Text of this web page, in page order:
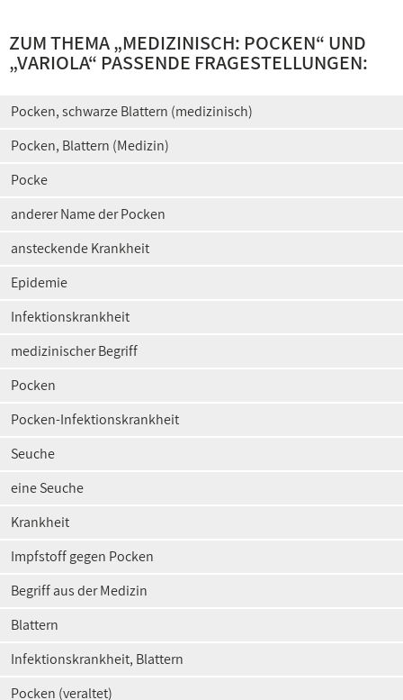
ZUM THEMA „MEDIZINISCH: POCKEN“ UND
„VARIOLA“ PASSENDE FRAGESTELLUNGEN:
Pocken, schwarze Blattern (medizinisch)
Pocken, Blattern (Medizin)
Pocke
anderer Name der Pocken
ansteckende Krankheit
Epidemie
Infektionskrankheit
medizinischer Begriff
Pocken
Pocken-Infektionskrankheit
Seuche
eine Seuche
Krankheit
Impfstoff gegen Pocken
Begriff aus der Medizin
Blattern
Infektionskrankheit, Blattern
Pocken (veraltet)